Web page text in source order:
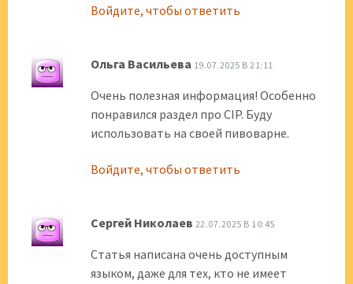
Войдите, чтобы ответить
Ольга Васильева 19.07.2025 В 21:11
Очень полезная информация! Особенно
понравился раздел про CIP. Буду
использовать на своей пивоварне.
Войдите, чтобы ответить
Сергей Николаев 22.07.2025 В 10:45
Статья написана очень доступным
языком, даже для тех, кто не имеет